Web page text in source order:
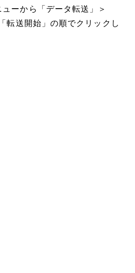
ーから「データ転送」＞
転送開始」の順でクリックし